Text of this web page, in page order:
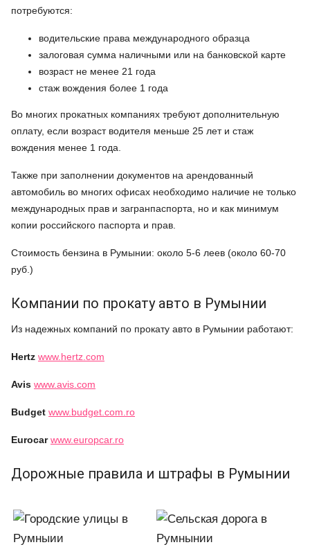
потребуются:
водительские права международного образца
залоговая сумма наличными или на банковской карте
возраст не менее 21 года
стаж вождения более 1 года
Во многих прокатных компаниях требуют дополнительную
оплату, если возраст водителя меньше 25 лет и стаж
вождения менее 1 года.
Также при заполнении документов на арендованный
автомобиль во многих офисах необходимо наличие не только
международных прав и загранпаспорта, но и как минимум
копии российского паспорта и прав.
Стоимость бензина в Румынии: около 5-6 леев (около 60-70
руб.)
Компании по прокату авто в Румынии
Из надежных компаний по прокату авто в Румынии работают:
Hertz www.hertz.com
Avis www.avis.com
Budget www.budget.com.ro
Eurocar www.europcar.ro
Дорожные правила и штрафы в Румынии